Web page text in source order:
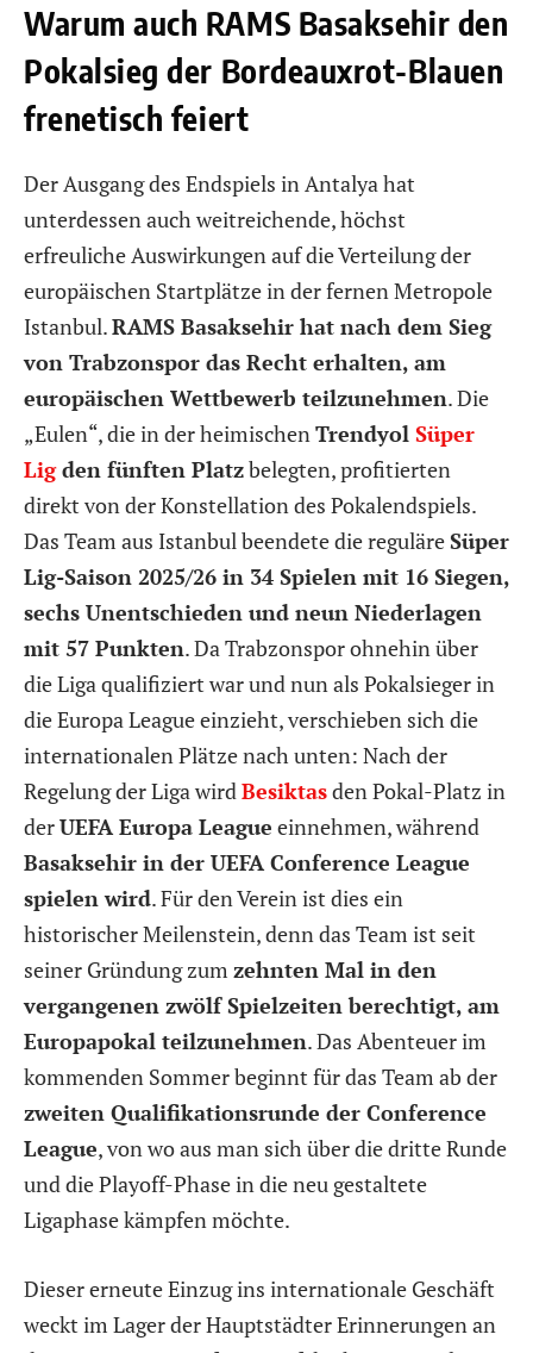
Warum auch RAMS Basaksehir den
Pokalsieg der Bordeauxrot-Blauen
frenetisch feiert
Der Ausgang des Endspiels in Antalya hat
unterdessen auch weitreichende, höchst
erfreuliche Auswirkungen auf die Verteilung der
europäischen Startplätze in der fernen Metropole
Istanbul.RAMS Basaksehir hat nach dem Sieg
von Trabzonspor das Recht erhalten, am
europäischen Wettbewerb teilzunehmen. Die
„Eulen“, die in der heimischenTrendyol Süper
Ligden fünften Platzbelegten, profitierten
direkt von der Konstellation des Pokalendspiels.
Das Team aus Istanbul beendete die reguläreSüper
Lig-Saison 2025/26 in 34 Spielen mit 16 Siegen,
sechs Unentschieden und neun Niederlagen
mit 57 Punkten. Da Trabzonspor ohnehin über
die Liga qualifiziert war und nun als Pokalsieger in
die Europa League einzieht, verschieben sich die
internationalen Plätze nach unten: Nach der
Regelung der Liga wirdBesiktasden Pokal-Platz in
derUEFA Europa League einnehmen, während
Basaksehir in der UEFA Conference League
spielen wird. Für den Verein ist dies ein
historischer Meilenstein, denn das Team ist seit
seiner Gründung zum zehnten Mal in den
vergangenen zwölf Spielzeiten berechtigt, am
Europapokal teilzunehmen. Das Abenteuer im
kommenden Sommer beginnt für das Team ab der
zweiten Qualifikationsrunde der Conference
League, von wo aus man sich über die dritte Runde
und die Playoff-Phase in die neu gestaltete
Ligaphase kämpfen möchte.
Dieser erneute Einzug ins internationale Geschäft
weckt im Lager der Hauptstädter Erinnerungen an